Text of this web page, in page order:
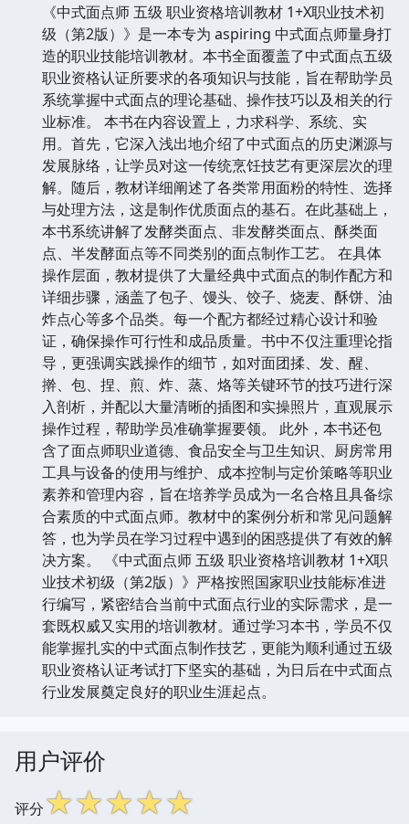
《中式面点师 五级 职业资格培训教材 1+X职业技术初
级（第2版）》是一本专为 aspiring 中式面点师量身打
造的职业技能培训教材。本书全面覆盖了中式面点五级
职业资格认证所要求的各项知识与技能，旨在帮助学员
系统掌握中式面点的理论基础、操作技巧以及相关的行
业标准。 本书在内容设置上，力求科学、系统、实
用。首先，它深入浅出地介绍了中式面点的历史渊源与
发展脉络，让学员对这一传统烹饪技艺有更深层次的理
解。随后，教材详细阐述了各类常用面粉的特性、选择
与处理方法，这是制作优质面点的基石。在此基础上，
本书系统讲解了发酵类面点、非发酵类面点、酥类面
点、半发酵面点等不同类别的面点制作工艺。 在具体
操作层面，教材提供了大量经典中式面点的制作配方和
详细步骤，涵盖了包子、馒头、饺子、烧麦、酥饼、油
炸点心等多个品类。每一个配方都经过精心设计和验
证，确保操作可行性和成品质量。书中不仅注重理论指
导，更强调实践操作的细节，如对面团揉、发、醒、
擀、包、捏、煎、炸、蒸、烙等关键环节的技巧进行深
入剖析，并配以大量清晰的插图和实操照片，直观展示
操作过程，帮助学员准确掌握要领。 此外，本书还包
含了面点师职业道德、食品安全与卫生知识、厨房常用
工具与设备的使用与维护、成本控制与定价策略等职业
素养和管理内容，旨在培养学员成为一名合格且具备综
合素质的中式面点师。教材中的案例分析和常见问题解
答，也为学员在学习过程中遇到的困惑提供了有效的解
决方案。 《中式面点师 五级 职业资格培训教材 1+X职
业技术初级（第2版）》严格按照国家职业技能标准进
行编写，紧密结合当前中式面点行业的实际需求，是一
套既权威又实用的培训教材。通过学习本书，学员不仅
能掌握扎实的中式面点制作技艺，更能为顺利通过五级
职业资格认证考试打下坚实的基础，为日后在中式面点
行业发展奠定良好的职业生涯起点。
用户评价
评分☆☆☆☆☆